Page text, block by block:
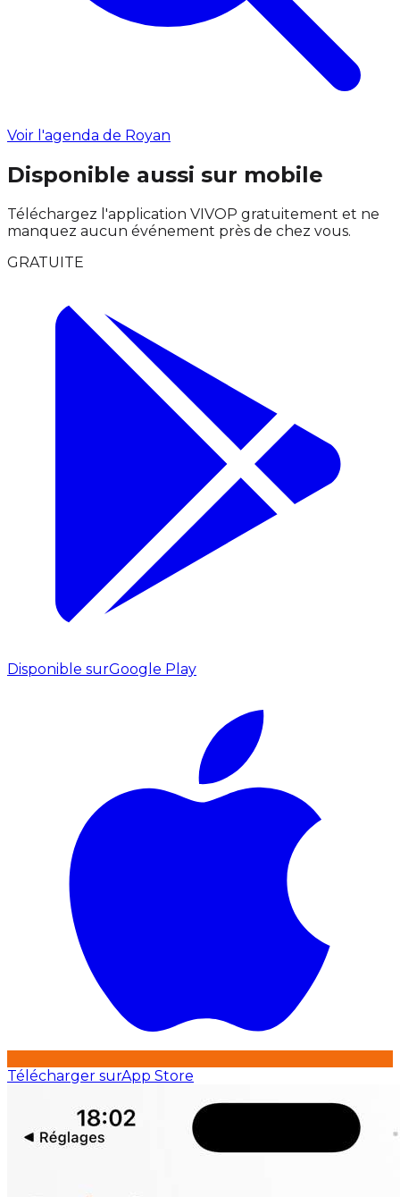
Voir l'agenda de Royan
Disponible aussi sur mobile
Téléchargez l'application VIVOP gratuitement et ne
manquez aucun événement près de chez vous.
GRATUITE
Disponible surGoogle Play
Télécharger surApp Store